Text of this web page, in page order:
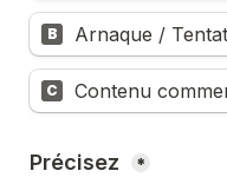
B Arnaque /
C Contenu
Précisez *